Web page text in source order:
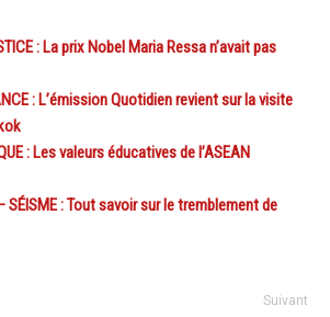
: La prix Nobel Maria Ressa n’avait pas
: L’émission Quotidien revient sur la visite
: Les valeurs éducatives de l’ASEAN
SÉISME : Tout savoir sur le tremblement de
Suivant